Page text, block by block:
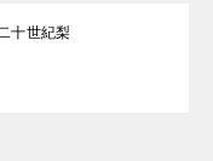
十世紀梨